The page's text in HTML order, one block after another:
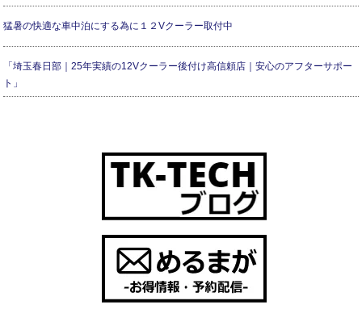
猛暑の快適な車中泊にする為に１２Vクーラー取付中
「埼玉春日部｜25年実績の12Vクーラー後付け高信頼店｜安心のアフターサポー
ト」